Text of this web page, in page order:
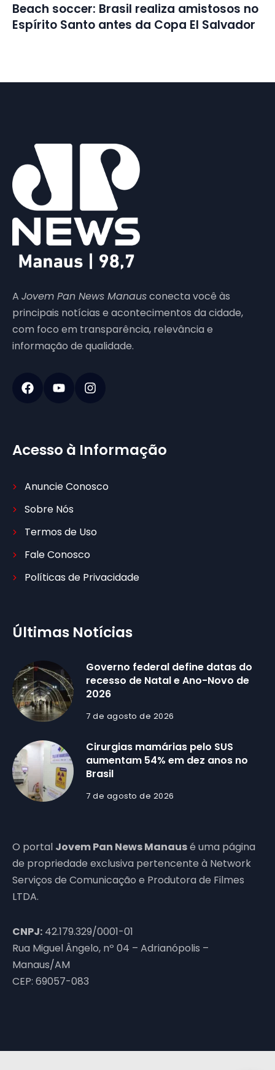
Beach soccer: Brasil realiza amistosos no
Espírito Santo antes da Copa El Salvador
A Jovem Pan News Manausconecta você às
principais notícias e acontecimentos da cidade,
com foco em transparência, relevância e
informação de qualidade.
Acesso à Informação
Anuncie Conosco
Sobre Nós
Termos de Uso
Fale Conosco
Políticas de Privacidade
Últimas Notícias
Governo federal define datas do
recesso de Natal e Ano-Novo de
2026
7 de agosto de 2026
Cirurgias mamárias pelo SUS
aumentam 54% em dez anos no
Brasil
7 de agosto de 2026
O portal Jovem Pan News Manausé uma página
de propriedade exclusiva pertencente à Network
Serviços de Comunicação e Produtora de Filmes
LTDA.
CNPJ: 42.179.329/0001-01
Rua Miguel Ângelo, nº 04 – Adrianópolis –
Manaus/AM
CEP: 69057-083